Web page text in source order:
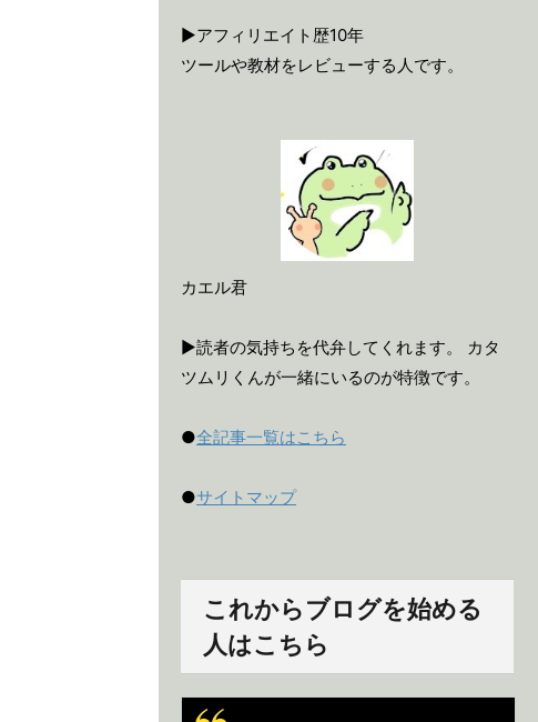
▶アフィリエイト歴10年
ツールや教材をレビューする人です。
カエル君
▶読者の気持ちを代弁してくれます。 カタ
ツムリくんが一緒にいるのが特徴です。
●全記事一覧はこちら
●サイトマップ
これからブログを始める
人はこちら